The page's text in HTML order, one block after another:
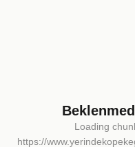
Loading
https://